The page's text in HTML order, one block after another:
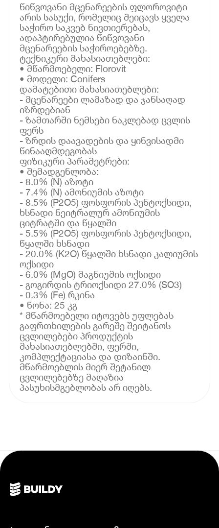
წიწვოვანი მცენარეების ფლოროვიტი
არის სასუქი, რომელიც შეიცავს ყველა
საჭირო საკვებ ნივთიერებას,
ადაპტირებულია წიწვოვანი
მცენარეების საჭიროებებზე.
ტექნიკური მახასიათებლები:
• მწარმოებელი: Florovit
• მოდელი: Conifers
დამატებითი მახასიათებლები:
- მცენარეები ლამაზად და ჯანსაღად
იზრდებიან
- ზამთარში ნემსები ნაკლებად ცვლის
ფერს
- ზრდის დაავადების და ყინვისადმი
წინააღმდეგობას
ფიზიკური პარამეტრები:
• შემადგენლობა:
- 8.0% (N) აზოტი
- 7.4% (N) ამონიუმის აზოტი
- 8.5% (P2O5) ფოსფორის პენტოქსიდი,
ხსნადი ნეიტრალურ ამონიუმის
ციტრატში და წყალში
- 5.5% (P2O5) ფოსფორის პენტოქსიდი,
წყალში ხსნადი
- 20.0% (K2O) წყალში ხსნადი კალიუმის
ოქსიდი
- 6.0% (MgO) მაგნიუმის ოქსიდი
- გოგირდის ტრიოქსიდი 27.0% (SO3)
- 0.3% (Fe) რკინა
• წონა: 25 კგ
* მწარმოებელი იტოვებს უფლებას
გაფრთხილების გარეშე შეიტანოს
ცვლილებები პროდუქტის
მახასიათებლებში, ფერში,
კომპლექტაციასა და დიზაინში.
მწარმოებლის მიერ შეტანილ
ცვლილებებზე მაღაზია
პასუხისმგებლობას არ იღებს.